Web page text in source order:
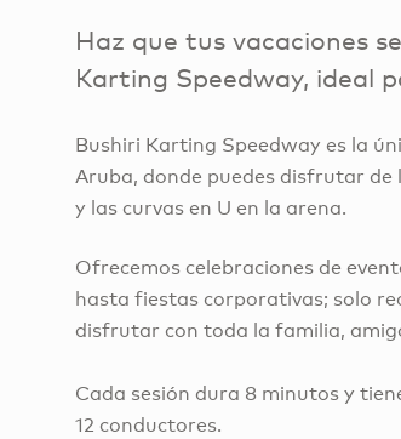
Haz que tus vacaciones
Karting Speedway, ideal
Bushiri Karting Speedway es la
Aruba, donde puedes disfrutar de
y las curvas en U en la arena.
Ofrecemos celebraciones de
hasta fiestas corporativas; solo
disfrutar con toda la familia,
Cada sesión dura 8 minutos y
12 conductores.